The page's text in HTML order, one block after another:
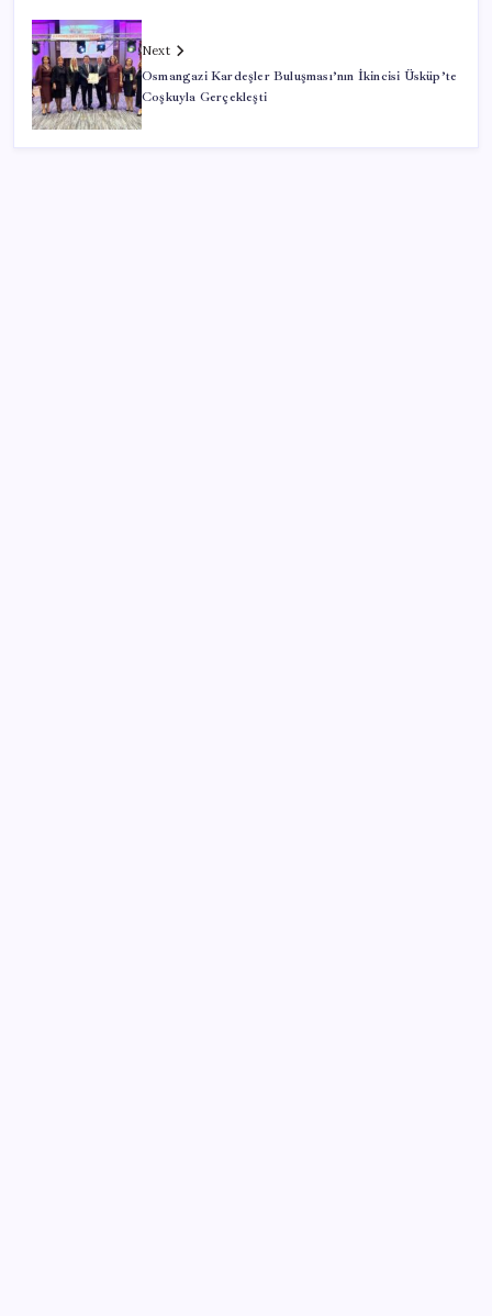
Next
Osmangazi Kardeşler Buluşması’nın İkincisi Üsküp’te
Coşkuyla Gerçekleşti